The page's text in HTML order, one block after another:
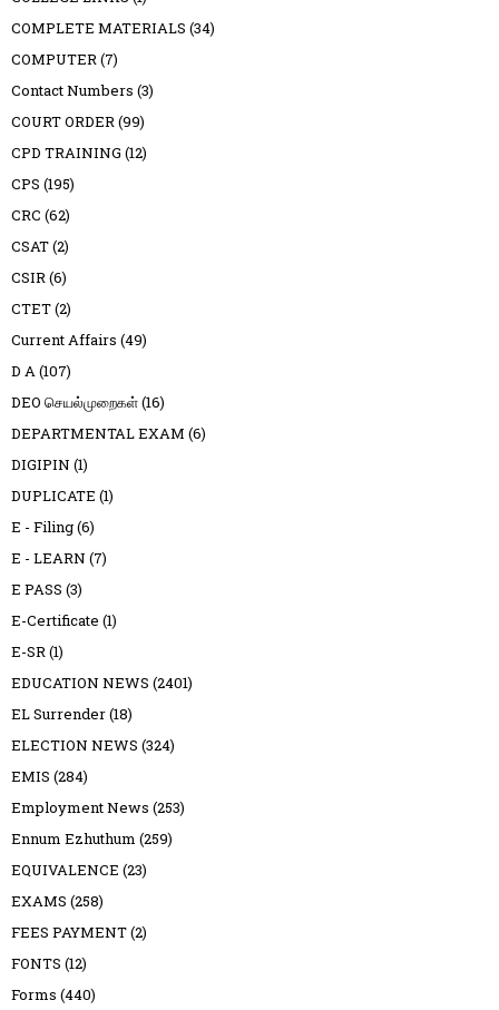
COMPLETE MATERIALS (34)
COMPUTER(7)
Contact Numbers (3)
COURT ORDER(99)
CPD TRAINING (12)
CPS (195)
CRC (62)
CSAT(2)
CSIR(6)
CTET(2)
Current Affairs (49)
D A(107)
DEO செயல்முறைகள்(16)
DEPARTMENTAL EXAM (6)
DIGIPIN (1)
DUPLICATE (1)
E - Filing(6)
E - LEARN (7)
E PASS (3)
E-Certificate (1)
E-SR(1)
EDUCATION NEWS (2401)
EL Surrender(18)
ELECTION NEWS (324)
EMIS (284)
Employment News (253)
Ennum Ezhuthum (259)
EQUIVALENCE (23)
EXAMS (258)
FEES PAYMENT(2)
FONTS (12)
Forms (440)